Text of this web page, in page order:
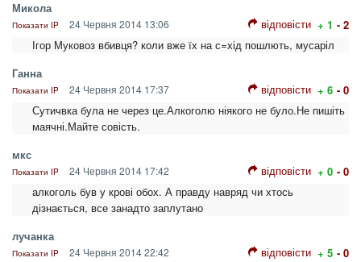
Микола
Показати IP 24 Червня 2014 13:06 відповісти + 1 - 2
Ігор Муковоз вбивця? коли вже їх на с=хід пошлють, мусаріл
Ганна
Показати IP 24 Червня 2014 17:37 відповісти + 6 - 0
Сутичвка була не через це.Алкоголю ніякого не було.Не пишіть
маячні.Майте совість.
мкс
Показати IP 24 Червня 2014 17:42 відповісти + 0 - 0
алкоголь був у крові обох. А правду навряд чи хтось
дізнається, все занадто заплутано
лучанка
Показати IP 24 Червня 2014 22:42 відповісти + 5 - 0